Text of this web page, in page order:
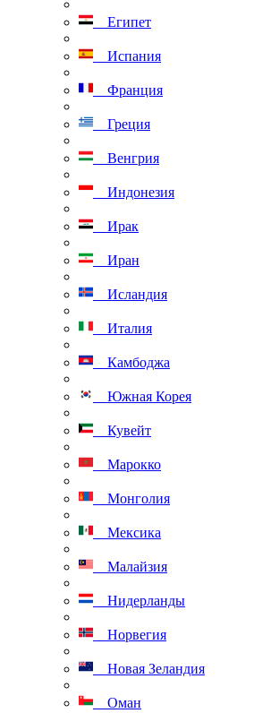
Египет
Испания
Франция
Греция
Венгрия
Индонезия
Ирак
Иран
Исландия
Италия
Камбоджа
Южная Корея
Кувейт
Марокко
Монголия
Мексика
Малайзия
Нидерланды
Норвегия
Новая Зеландия
Оман